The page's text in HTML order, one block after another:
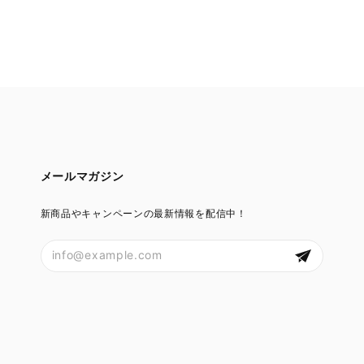
メールマガジン
新商品やキャンペーンの最新情報を配信中！